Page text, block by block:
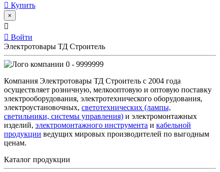
Купить
×
Войти
Электротовары ТД Строитель
0 - 9999999
Компания Электротовары ТД Строитель с 2004 года
осуществляет розничную, мелкооптовую и оптовую поставку
электрооборудования, электротехнического оборудования,
электроустановочных, светотехнических (лампы,
светильники, системы управления) и электромонтажных
изделий, электромонтажного инструмента и кабельной
продукции ведущих мировых производителей по выгодным
ценам.
Каталог продукции